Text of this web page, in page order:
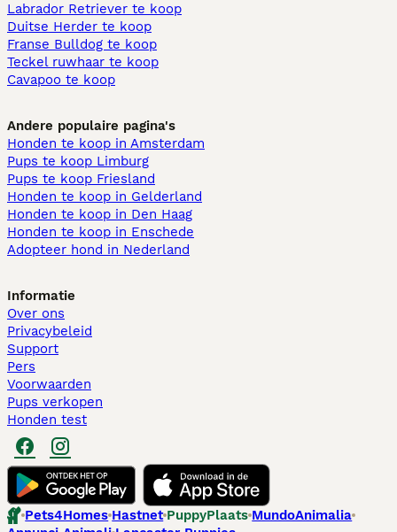
Labrador Retriever te koop
Duitse Herder te koop
Franse Bulldog te koop
Teckel ruwhaar te koop
Cavapoo te koop
Andere populaire pagina's
Honden te koop in Amsterdam
Pups te koop Limburg​
Pups te koop Friesland​
Honden te koop in Gelderland
Honden te koop in Den Haag
Honden te koop in Enschede
Adopteer hond in Nederland
Informatie
Over ons
Privacybeleid
Support
Pers
Voorwaarden
Pups verkopen
Honden test
Pets4Homes Hastnet PuppyPlaats MundoAnimalia